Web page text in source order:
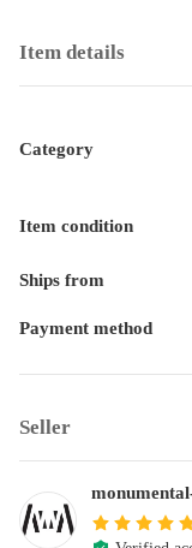
Item details
Category
Item condition
Ships from
Payment method
Seller